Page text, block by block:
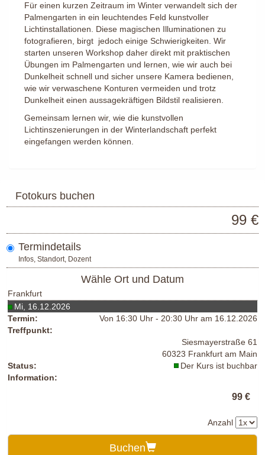
Für einen kurzen Zeitraum im Winter verwandelt sich der
Palmengarten in ein leuchtendes Feld kunstvoller
Lichtinstallationen. Diese magischen Illuminationen zu
fotografieren, birgt jedoch einige Schwierigkeiten. Wir
starten unseren Workshop daher direkt mit praktischen
Übungen im Palmengarten und lernen, wie wir auch bei
Dunkelheit schnell und sicher unsere Kamera bedienen,
wie wir verwaschene Konturen vermeiden und trotz
Dunkelheit einen aussagekräftigen Bildstil realisieren.
Gemeinsam lernen wir, wie die kunstvollen
Lichtinszenierungen in der Winterlandschaft perfekt
eingefangen werden können.
Fotokurs buchen
99 €
Termindetails
Infos, Standort, Dozent
Wähle Ort und Datum
Frankfurt
Mi, 16.12.2026
Termin:
Von 16:30 Uhr - 20:30 Uhr am 16.12.2026
Treffpunkt:
Siesmayerstraße 61
60323 Frankfurt am Main
Status:
Der Kurs ist buchbar
Information:
99 €
Anzahl
Buchen